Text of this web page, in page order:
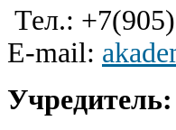
Тел.:
E-mail:
Учредитель: